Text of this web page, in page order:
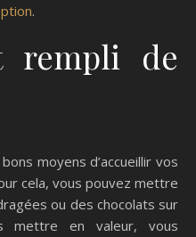
.
rempli de
moyens d’accueillir vos
cela, vous pouvez mettre
ou des chocolats sur
mettre en valeur, vous